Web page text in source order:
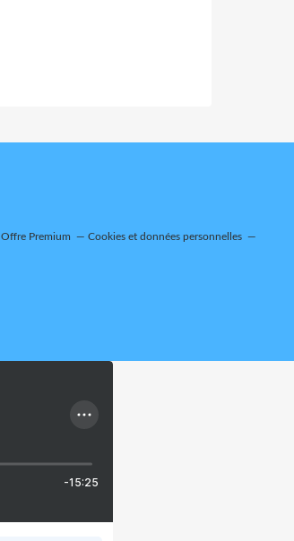
Offre Premium Cookies et données personnelles
-15:25